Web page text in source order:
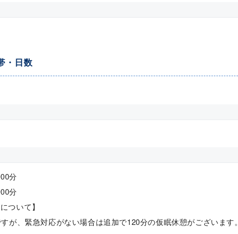
・日数
分
分
ついて】
が、緊急対応がない場合は追加で120分の仮眠休憩がございます。